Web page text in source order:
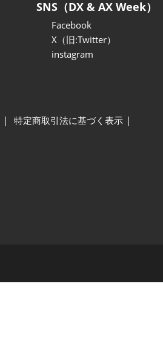
SNS（DX & AX Week）
Facebook
X（旧:Twitter）
instagram
特定商取引法に基づく表示